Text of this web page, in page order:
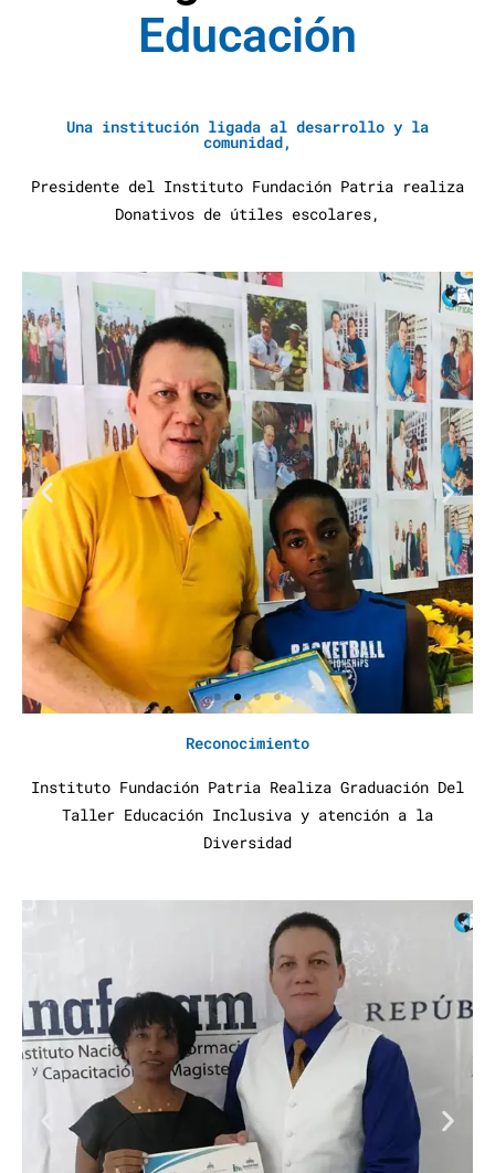
ucaciónAy
Una institución ligada al desarrollo y la
comunidad,
Presidente del Instituto Fundación Patria realiza
Donativos de útiles escolares,
Reconocimiento
Instituto Fundación Patria Realiza Graduación Del
Taller Educación Inclusiva y atención a la
Diversidad